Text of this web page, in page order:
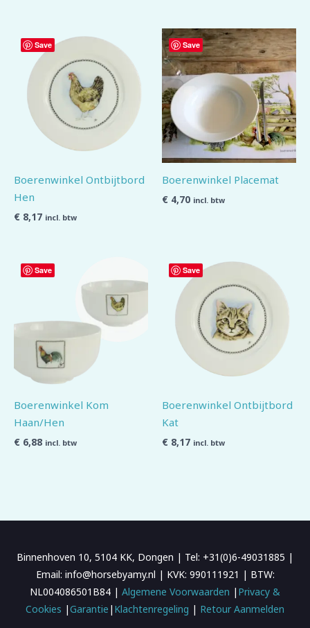
Save
Boerenwinkel Ontbijtbord
Hen
€ 8,17 incl. btw
Save
Boerenwinkel Placemat
€ 4,70 incl. btw
Save
Boerenwinkel Kom
Haan/Hen
€ 6,88 incl. btw
Save
Boerenwinkel Ontbijtbord
Kat
€ 8,17 incl. btw
Binnenhoven 10, 5104 KK, Dongen | Tel: +31(0)6-49031885 |
Email: info@horsebyamy.nl | KVK: 990111921 | BTW:
NL004086501B84 | Algemene Voorwaarden | Privacy &
Cookies |Garantie | Klachtenregeling | Retour Aanmelden